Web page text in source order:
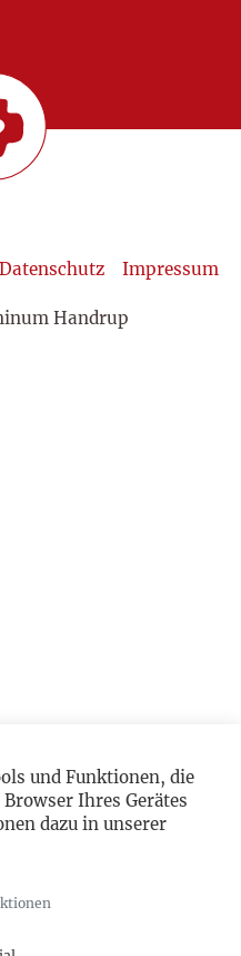
Datenschutz Impressum
Handrup
und Funktionen, die
Ihres Gerätes
dazu in unserer